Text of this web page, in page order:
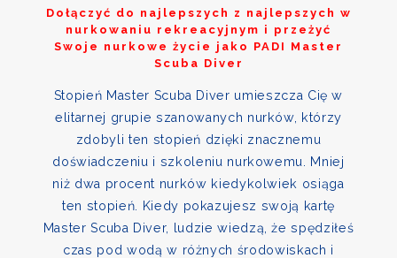
Dołączyć do najlepszych z najlepszych w
nurkowaniu rekreacyjnym i przeżyć
Swoje nurkowe życie jako PADI Master
Scuba Diver
Stopień Master Scuba Diver umieszcza Cię w
elitarnej grupie szanowanych nurków, którzy
zdobyli ten stopień dzięki znacznemu
doświadczeniu i szkoleniu nurkowemu. Mniej
niż dwa procent nurków kiedykolwiek osiąga
ten stopień. Kiedy pokazujesz swoją kartę
Master Scuba Diver, ludzie wiedzą, że spędziłeś
czas pod wodą w różnych środowiskach i